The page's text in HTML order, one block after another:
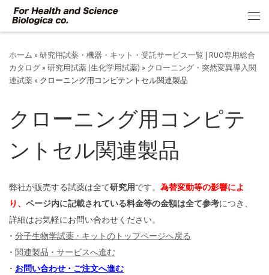
コンテンツへスキップ
ホーム » 研究用試薬・機器・キット・受託サービス一覧 | RUO専用総合
カタログ » 研究用試薬 (生化学用試薬) » クローニング・突然変異導入関
連試薬 » クローニング用コンピテントセル関連製品
クローニング用コンピテ
ントセル関連製品
弊社が販売する試薬は全て研究用です。 為替変動等の影響によ
り、 ページ内に記載されている料金等の金額は全て参考につき、
詳細はお気軽にお問い合わせください。
･ 分子生物学試薬 ･ キットのトップページへ戻る
･ 関連製品 ･ サービスへ進む
･ お問い合わせ ･ ご注文へ進む